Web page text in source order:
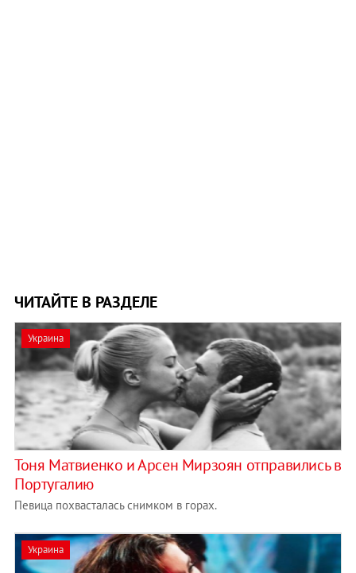
ЧИТАЙТЕ В РАЗДЕЛЕ
Украина
Тоня Матвиенко и Арсен Мирзоян отправились в
Португалию
Певица похвасталась снимком в горах.
Украина